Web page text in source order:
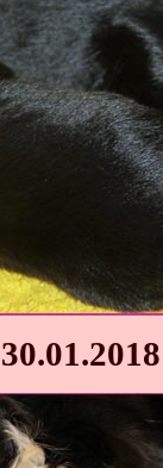
30.01.2018